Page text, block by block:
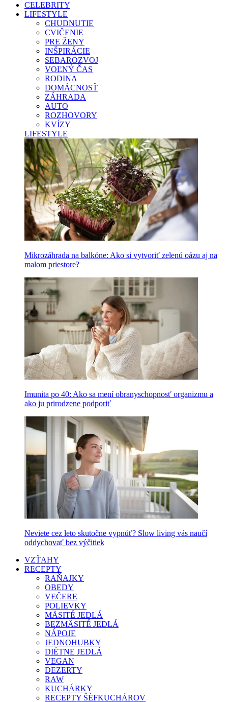
CELEBRITY
LIFESTYLE
CHUDNUTIE
CVIČENIE
PRE ŽENY
INŠPIRÁCIE
SEBAROZVOJ
VOĽNÝ ČAS
RODINA
DOMÁCNOSŤ
ZÁHRADA
AUTO
ROZHOVORY
KVÍZY
LIFESTYLE
Mikrozáhrada na balkóne: Ako si vytvoriť zelenú oázu aj na
malom priestore?
Imunita po 40: Ako sa mení obranyschopnosť organizmu a
ako ju prirodzene podporiť
Neviete cez leto skutočne vypnúť? Slow living vás naučí
oddychovať bez výčitiek
VZŤAHY
RECEPTY
RAŇAJKY
OBEDY
VEČERE
POLIEVKY
MÄSITÉ JEDLÁ
BEZMÄSITÉ JEDLÁ
NÁPOJE
JEDNOHUBKY
DIÉTNE JEDLÁ
VEGAN
DEZERTY
RAW
KUCHÁRKY
RECEPTY ŠÉFKUCHÁROV